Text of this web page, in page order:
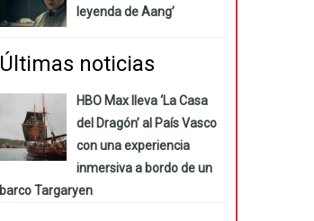
leyenda de Aang’
Últimas noticias
HBO Max lleva ‘La Casa
del Dragón’ al País Vasco
con una experiencia
inmersiva a bordo de un
barco Targaryen